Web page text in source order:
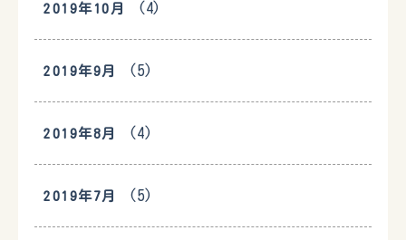
2019年10月 (4)
2019年9月 (5)
2019年8月 (4)
2019年7月 (5)